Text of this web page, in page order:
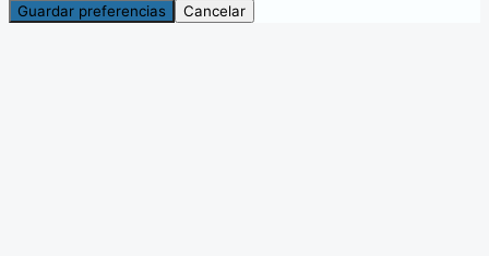
Guardar preferencias Cancelar